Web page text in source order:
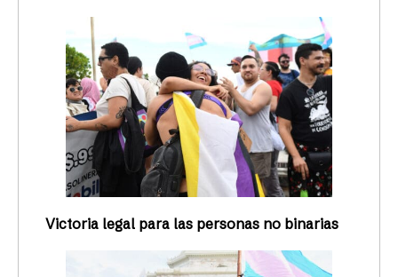
Victoria legal para las personas no binarias